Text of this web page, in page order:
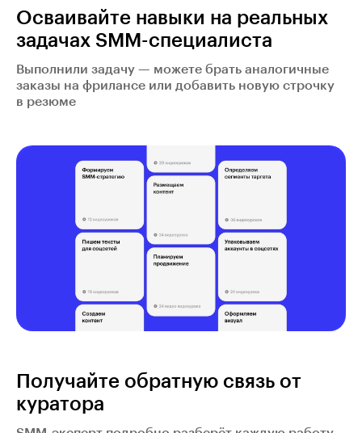
Осваивайте навыки на реальных
задачах SMM-специалиста
Выполнили задачу — можете брать аналогичные
заказы на фрилансе или добавить новую строчку
в резюме
Получайте обратную связь от
куратора